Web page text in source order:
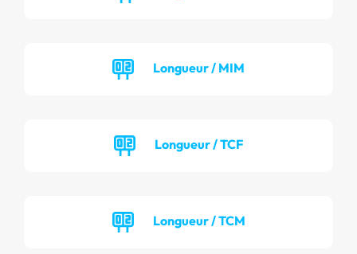
Longueur / MIM
Longueur / TCF
Longueur / TCM